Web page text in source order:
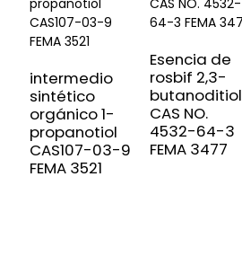
intermedio
sintético
orgánico 1-
propanotiol
CAS107-03-9
FEMA 3521
Esencia de
rosbif 2,3-
butanoditiol
CAS NO.
4532-64-3
FEMA 3477